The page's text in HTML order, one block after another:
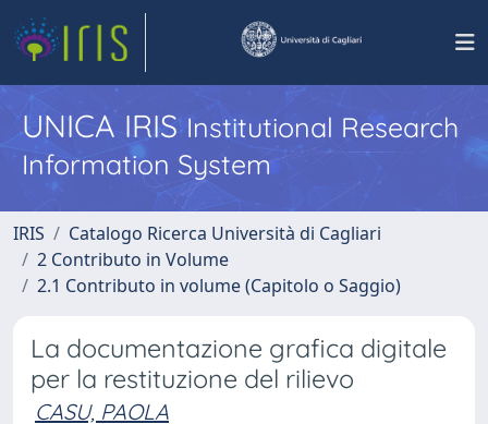
UNICA IRISInstitutional Research
Information System
IRIS
Catalogo Ricerca Università di Cagliari
2 Contributo in Volume
2.1 Contributo in volume (Capitolo o Saggio)
La documentazione grafica digitale
per la restituzione del rilievo
CASU, PAOLA